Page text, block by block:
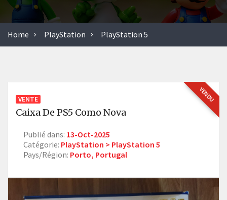
Home PlayStation PlayStation 5
VENDU
VENTE
Caixa De PS5 Como Nova
Publié dans: 13-Oct-2025
Catégorie: PlayStation > PlayStation 5
Pays/Région: Porto, Portugal